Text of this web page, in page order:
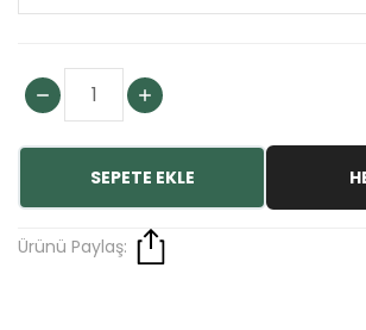
SEPETE EKLE
Ürünü Paylaş: